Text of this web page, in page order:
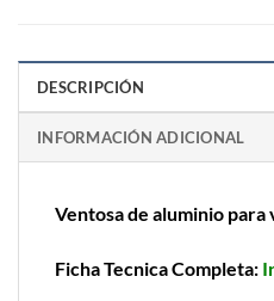
DESCRIPCIÓN
INFORMACIÓN ADICIONAL
Ventosa de aluminio
Ficha Tecnica Completa: